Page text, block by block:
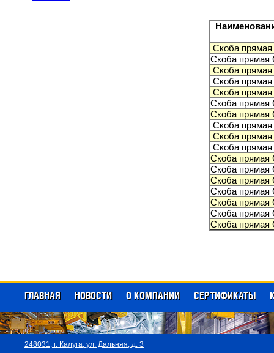
Скоба прямая
Скоба прямая
Скоба прямая
Скоба прямая
Скоба прямая
Скоба прямая
Скоба прямая
Скоба прямая
Скоба прямая
Скоба прямая
Скоба прямая
Скоба прямая
Скоба прямая
Скоба прямая
Скоба прямая
Скоба прямая
Скоба прямая
ГЛАВНАЯ НОВОСТИ О КОМПАНИИ СЕРТИФИКАТЫ
248031, г. Калуга, ул. Дальняя, д. 3